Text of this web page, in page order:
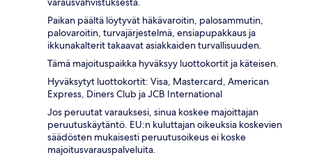
Paikan päältä löytyvät häkävaroitin, palosammutin,
palovaroitin, turvajärjestelmä, ensiapupakkaus ja
ikkunakalterit takaavat asiakkaiden turvallisuuden.
Tämä majoituspaikka hyväksyy luottokortit ja käteisen.
Hyväksytyt luottokortit: Visa, Mastercard, American
Express, Diners Club ja JCB International
Jos peruutat varauksesi, sinua koskee majoittajan
peruutuskäytäntö. EU:n kuluttajan oikeuksia koskevien
säädösten mukaisesti peruutusoikeus ei koske
majoitusvarauspalveluita.